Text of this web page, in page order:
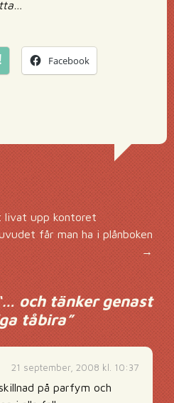
Facebook
livat upp kontoret
får man ha i plånboken
→
… och tänker genast
tåbira”
21 september, 2008 kl. 10:37
på parfym och